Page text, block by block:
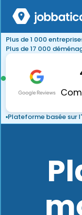
Plus de 1 000
Plus de 17 000
Plateforme basée sur